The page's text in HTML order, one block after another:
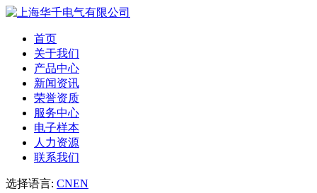
首页
关于我们
产品中心
新闻资讯
荣誉资质
服务中心
电子样本
人力资源
联系我们
选择语言: CNEN